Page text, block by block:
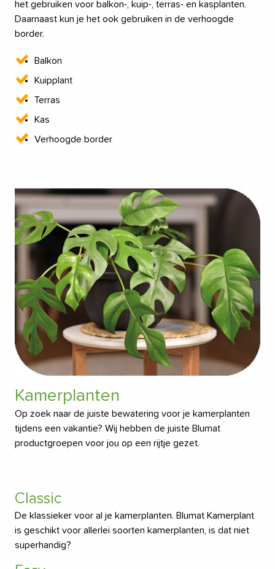
het gebruiken voor balkon-, kuip-, terras- en kasplanten.
Daarnaast kun je het ook gebruiken in de verhoogde
border.
Balkon
Kuipplant
Terras
Kas
Verhoogde border
Kamerplanten
Op zoek naar de juiste bewatering voor je kamerplanten
tijdens een vakantie? Wij hebben de juiste Blumat
productgroepen voor jou op een rijtje gezet.
Classic
De klassieker voor al je kamerplanten. Blumat Kamerplant
is geschikt voor allerlei soorten kamerplanten, is dat niet
superhandig?